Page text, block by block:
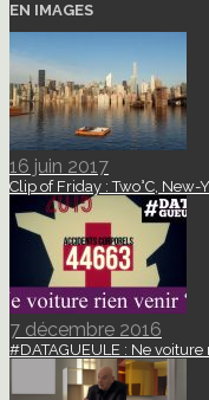
EN IMAGES
16 juin 2017
Clip of Friday : Two°C, New-
7 décembre 2016
#DATAGUEULE : Ne voiture